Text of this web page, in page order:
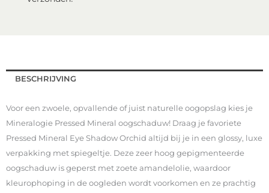
BESCHRIJVING
Voor een zwoele, opvallende of juist naturelle oogopslag kies je
Mineralogie Pressed Mineral oogschaduw! Draag je favoriete
Pressed Mineral Eye Shadow Orchid altijd bij je in een glossy, luxe
verpakking met spiegeltje. Deze zeer hoog gepigmenteerde
oogschaduw is geperst met zoete amandelolie, waardoor
kleurophoping in de oogleden wordt voorkomen en ze prachtig